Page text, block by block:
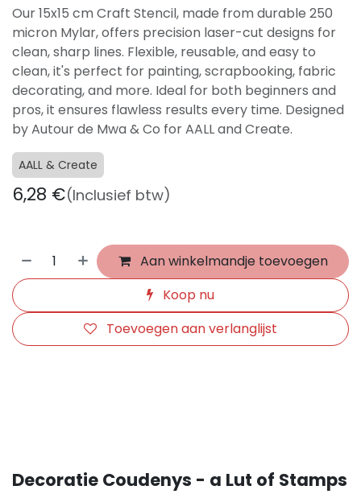
Our 15x15 cm Craft Stencil, made from durable 250
micron Mylar, offers precision laser-cut designs for
clean, sharp lines. Flexible, reusable, and easy to
clean, it's perfect for painting, scrapbooking, fabric
decorating, and more. Ideal for both beginners and
pros, it ensures flawless results every time. Designed
by Autour de Mwa & Co for AALL and Create.
AALL & Create
6,28 €(Inclusief btw)
Aan winkelmandje toevoegen
Koop nu
Toevoegen aan verlanglijst
Decoratie Coudenys - a Lut of Stamps